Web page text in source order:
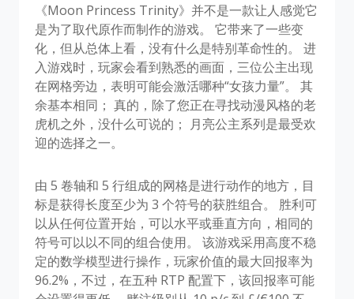
《Moon Princess Trinity》并不是一款让人感觉它
是为了取代原作而制作的游戏。 它带来了一些变
化，但从总体上看，没有什么是特别革命性的。 进
入游戏时，玩家会看到熟悉的画面，三位公主出现
在网格旁边，表明可能会激活哪种“女孩力量”。 其
余基本相同； 真的，除了您正在寻找动漫风格的老
虎机之外，没什么可说的； 月亮公主系列是最受欢
迎的选择之一。
由 5 卷轴和 5 行组成的网格是进行动作的地方，目
标是获得长度至少为 3 个符号的获胜组合。 胜利可
以从任何位置开始，可以水平或垂直方向，相同的
符号可以以不同的组合使用。 该游戏采用高度不稳
定的数学模型进行操作，玩家价值的最大回报率为
96.2%，不过，在五种 RTP 配置下，该回报率可能